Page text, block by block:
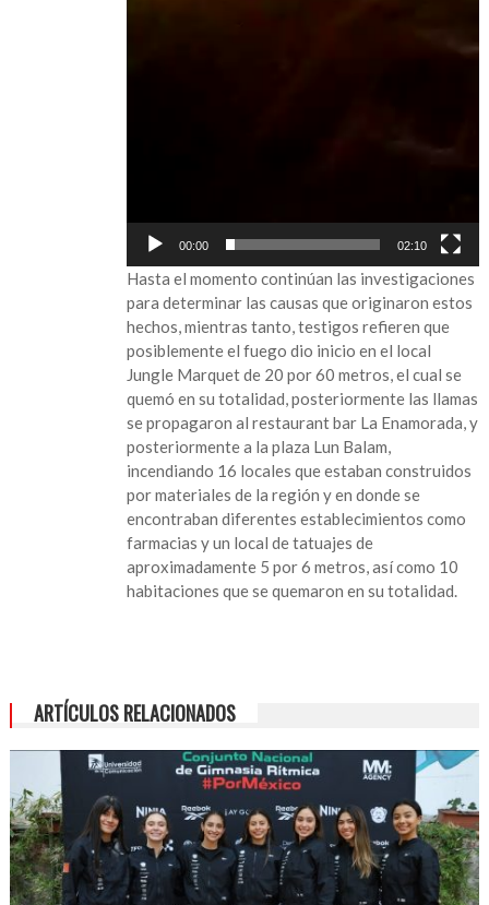
00:00 02:10
Hasta el momento continúan las investigaciones
para determinar las causas que originaron estos
hechos, mientras tanto, testigos refieren que
posiblemente el fuego dio inicio en el local
Jungle Marquet de 20 por 60 metros, el cual se
quemó en su totalidad, posteriormente las llamas
se propagaron al restaurant bar La Enamorada, y
posteriormente a la plaza Lun Balam,
incendiando 16 locales que estaban construidos
por materiales de la región y en donde se
encontraban diferentes establecimientos como
farmacias y un local de tatuajes de
aproximadamente 5 por 6 metros, así como 10
habitaciones que se quemaron en su totalidad.
ARTÍCULOS RELACIONADOS